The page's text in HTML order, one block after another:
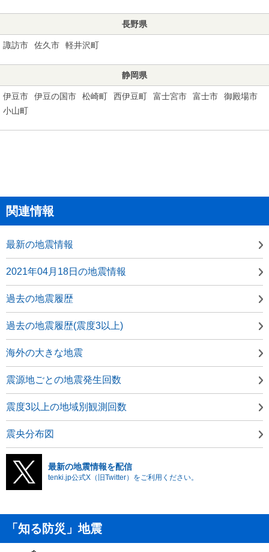
長野県
諏訪市 佐久市 軽井沢町
静岡県
伊豆市 伊豆の国市 松崎町 西伊豆町 富士宮市 富士市
御殿場市
小山町
関連情報
最新の地震情報
2021年04月18日の地震情報
過去の地震履歴
過去の地震履歴(震度3以上)
海外の大きな地震
震源地ごとの地震発生回数
震度3以上の地域別観測回数
震央分布図
最新の地震情報を配信
tenki.jp公式X（旧Twitter）をご利用ください。
「知る防災」地震